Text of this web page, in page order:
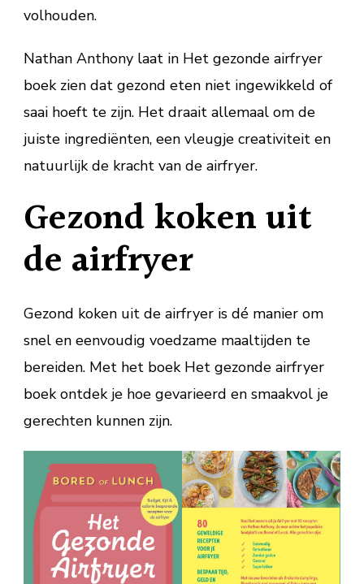
volhouden.
Nathan Anthony laat in Het gezonde airfryer
boek zien dat gezond eten niet ingewikkeld of
saai hoeft te zijn. Het draait allemaal om de
juiste ingrediënten, een vleugje creativiteit en
natuurlijk de kracht van de airfryer.
Gezond koken uit
de airfryer
Gezond koken uit de airfryer is dé manier om
snel en eenvoudig voedzame maaltijden te
bereiden. Met het boek Het gezonde airfryer
boek ontdek je hoe gevarieerd en smaakvol je
gerechten kunnen zijn.